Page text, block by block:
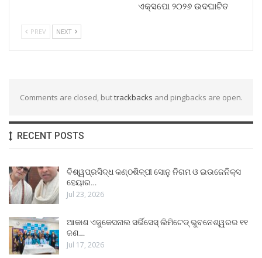
ଏକ୍ସପୋ ୨୦୨୬ ଉଦଘାଟିତ
PREV NEXT
Comments are closed, buttrackbacks and pingbacks are open.
RECENT POSTS
ବିଶ୍ୱପ୍ରସିଦ୍ଧ କଣ୍ଠଶିଳ୍ପୀ ସୋନୁ ନିଗମ ଓ ଇଉଜେନିକ୍ସ
ହେୟାର…
Jul 23, 2026
ଆକାଶ ଏଜୁକେସନାଲ ସର୍ଭିସେସ୍ ଲିମିଟେଡ୍ ଭୁବନେଶ୍ୱରର ୧୧
ଜଣ…
Jul 17, 2026